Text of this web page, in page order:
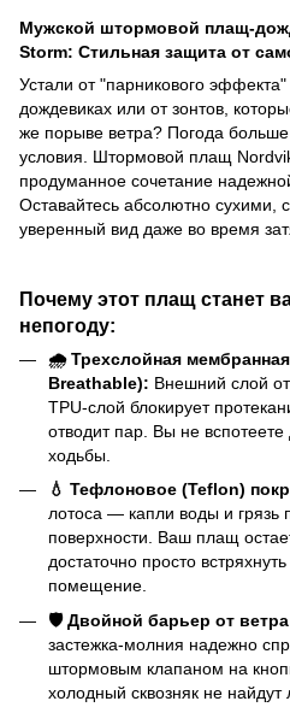
Мужской штормовой плащ-
Storm: Стильная защита от
Устали от "парникового
дождевиках или от зонтов,
же порыве ветра? Погода больше
условия. Штормовой плащ
продуманное сочетание
Оставайтесь абсолютно сухими,
уверенный вид даже во время
Почему этот плащ станет
непогоду:
🌧️ Трехслойная
Breathable): Внешний слой
TPU-слой блокирует
отводит пар. Вы не
ходьбы.
💧 Тефлоновое (Teflon)
лотоса — капли воды и грязь
поверхности. Ваш плащ
достаточно просто
помещение.
🛡️ Двойной барьер от
застежка-молния надежно
штормовым клапаном на
холодный сквозняк не найдут